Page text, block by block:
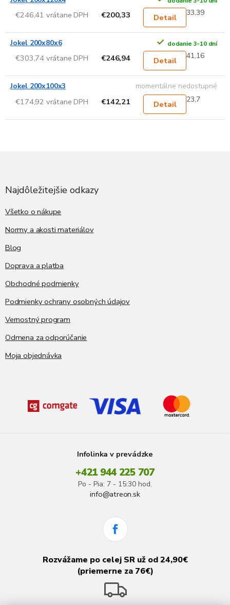
€246,41 vrátane DPH €200,33 Detail 33,39
Jokel 200x80x6 dodanie 3-10 dní
€303,74 vrátane DPH €246,94 Detail 41,16
Jokel 200x100x3 momentálne nedostupné
€174,92 vrátane DPH €142,21 Detail 23,7
Najdôležitejšie odkazy
Všetko o nákupe
Normy a akosti materiálov
Blog
Doprava a platba
Obchodné podmienky
Podmienky ochrany osobných údajov
Vernostný program
Odmena za odporúčanie
Moja objednávka
Infolinka v prevádzke
+421 944 225 707
Po - Pia: 7 - 15:30 hod.
info@atreon.sk
Rozvážame po celej SR už od 24,90€
(priemerne za 76€)